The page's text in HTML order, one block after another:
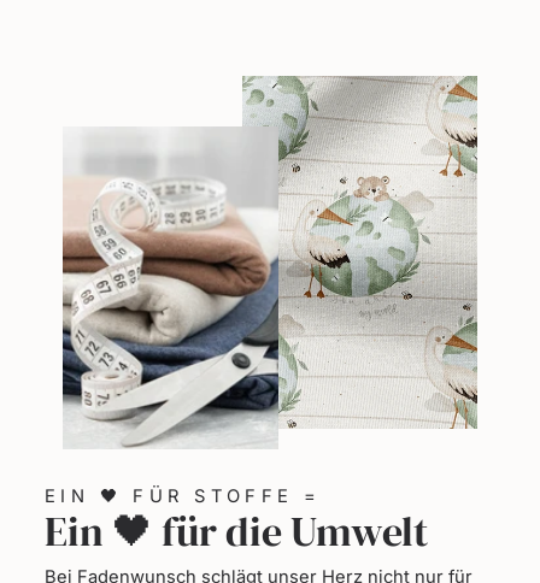
EIN 🖤 FÜR STOFFE =
Ein 🖤 für die Umwelt
Bei Fadenwunsch schlägt unser Herz nicht nur für